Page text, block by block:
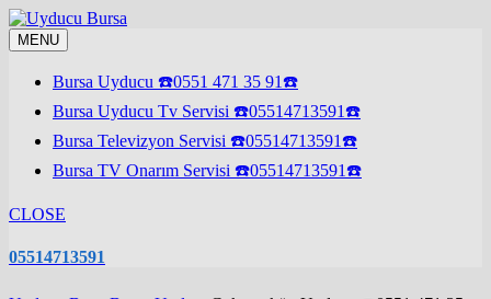
Skip
to
content
MENU
Bursa Uyducu ☎️0551 471 35 91☎️
Bursa Uyducu Tv Servisi ☎️05514713591☎️
Bursa Televizyon Servisi ☎️05514713591☎️
Bursa TV Onarım Servisi ☎️05514713591☎️
CLOSE
05514713591